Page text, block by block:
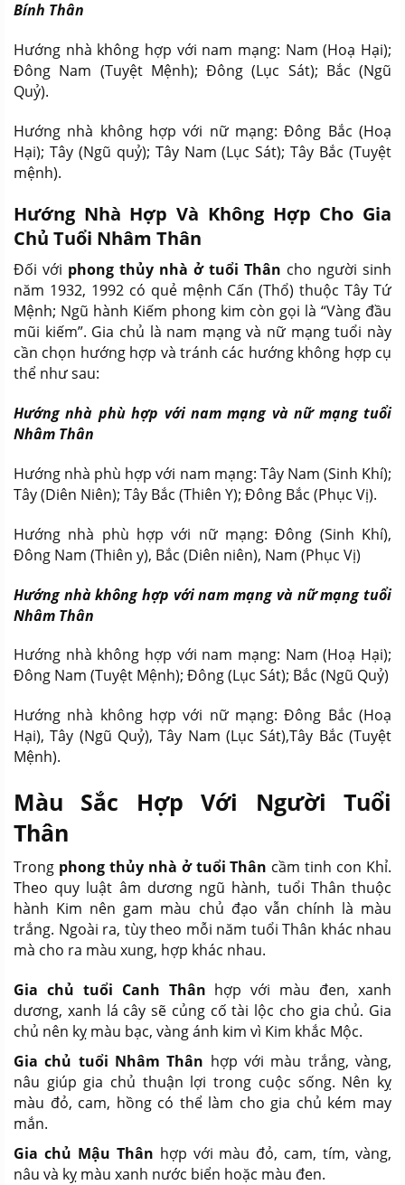
Bính Thân
Hướng nhà không hợp với nam mạng: Nam (Hoạ Hại);
Đông Nam (Tuyệt Mệnh); Đông (Lục Sát); Bắc (Ngũ
Quỷ).
Hướng nhà không hợp với nữ mạng: Đông Bắc (Hoạ
Hại); Tây (Ngũ quỷ); Tây Nam (Lục Sát); Tây Bắc (Tuyệt
mệnh).
Hướng Nhà Hợp Và Không Hợp Cho Gia
Chủ Tuổi Nhâm Thân
Đối với phong thủy nhà ở tuổi Thân cho người sinh
năm 1932, 1992 có quẻ mệnh Cấn (Thổ) thuộc Tây Tứ
Mệnh; Ngũ hành Kiếm phong kim còn gọi là “Vàng đầu
mũi kiếm”. Gia chủ là nam mạng và nữ mạng tuổi này
cần chọn hướng hợp và tránh các hướng không hợp cụ
thể như sau:
Hướng nhà phù hợp với nam mạng và nữ mạng tuổi
Nhâm Thân
Hướng nhà phù hợp với nam mạng: Tây Nam (Sinh Khí);
Tây (Diên Niên); Tây Bắc (Thiên Y); Đông Bắc (Phục Vị).
Hướng nhà phù hợp với nữ mạng: Đông (Sinh Khí),
Đông Nam (Thiên y), Bắc (Diên niên), Nam (Phục Vị)
Hướng nhà không hợp với nam mạng và nữ mạng tuổi
Nhâm Thân
Hướng nhà không hợp với nam mạng: Nam (Hoạ Hại);
Đông Nam (Tuyệt Mệnh); Đông (Lục Sát); Bắc (Ngũ Quỷ)
Hướng nhà không hợp với nữ mạng: Đông Bắc (Hoạ
Hại), Tây (Ngũ Quỷ), Tây Nam (Lục Sát),Tây Bắc (Tuyệt
Mệnh).
Màu Sắc Hợp Với Người Tuổi
Thân
Trong phong thủy nhà ở tuổi Thân cầm tinh con Khỉ.
Theo quy luật âm dương ngũ hành, tuổi Thân thuộc
hành Kim nên gam màu chủ đạo vẫn chính là màu
trắng. Ngoài ra, tùy theo mỗi năm tuổi Thân khác nhau
mà cho ra màu xung, hợp khác nhau.
Gia chủ tuổi Canh Thân hợp với màu đen, xanh
dương, xanh lá cây sẽ củng cố tài lộc cho gia chủ. Gia
chủ nên kỵ màu bạc, vàng ánh kim vì Kim khắc Mộc.
Gia chủ tuổi Nhâm Thân hợp với màu trắng, vàng,
nâu giúp gia chủ thuận lợi trong cuộc sống. Nên kỵ
màu đỏ, cam, hồng có thể làm cho gia chủ kém may
mắn.
Gia chủ Mậu Thân hợp với màu đỏ, cam, tím, vàng,
nâu và kỵ màu xanh nước biển hoặc màu đen.